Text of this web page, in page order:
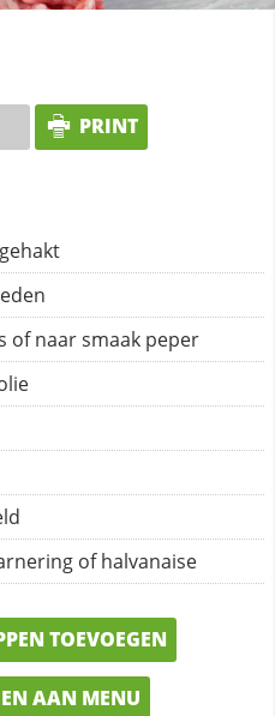
PRINT
of naar smaak peper
of halvanaise
TOEVOEGEN
AAN MENU